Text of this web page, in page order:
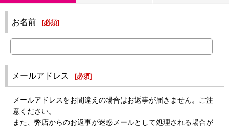
お名前 [必須]
メールアドレス [必須]
メールアドレスをお間違えの場合はお返事が届きません。ご注
意ください。
また、弊店からのお返事が迷惑メールとして処理される場合が